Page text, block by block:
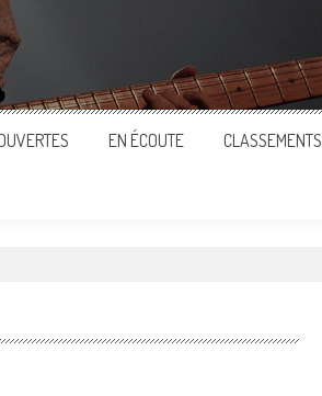
EN ÉCOUTE CLASSEMENTS